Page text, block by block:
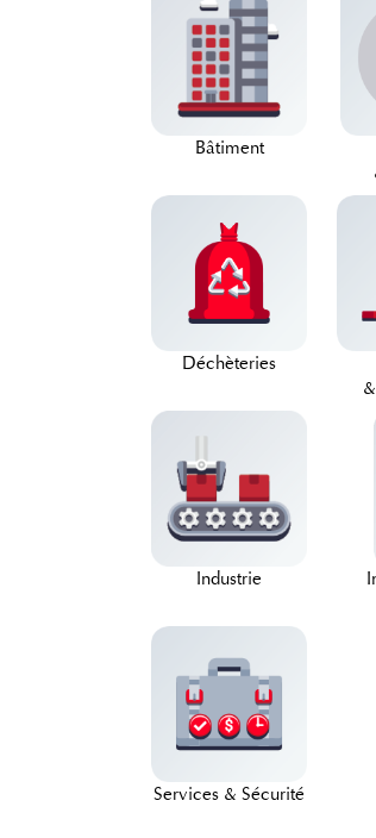
Bâtiment
Déchèteries
Industrie
Services & Sécurité